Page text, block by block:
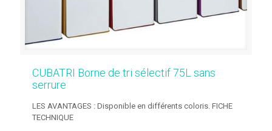
CUBATRI Borne de tri sélectif 75L sans
serrure
LES AVANTAGES : Disponible en différents coloris. FICHE
TECHNIQUE